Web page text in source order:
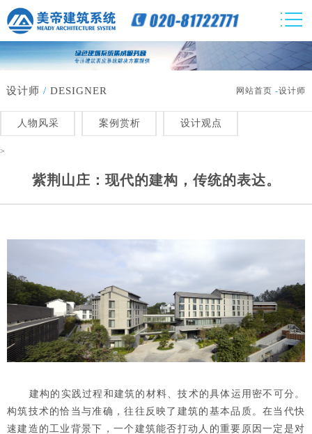
设计师 / DESIGNER 网站首页 -设计师
人物风采 案例赏析 设计观点
>
紫荆山庄：现代的建构，传统的表达。
建构的实践过程和建筑的材料、技术的具体运用密不可分。
构筑技术的恰当与准确，往往反映了建筑的基本品质。在当代快
速建造的工业背景下，一个建筑能否打动人的重要原因一定是对